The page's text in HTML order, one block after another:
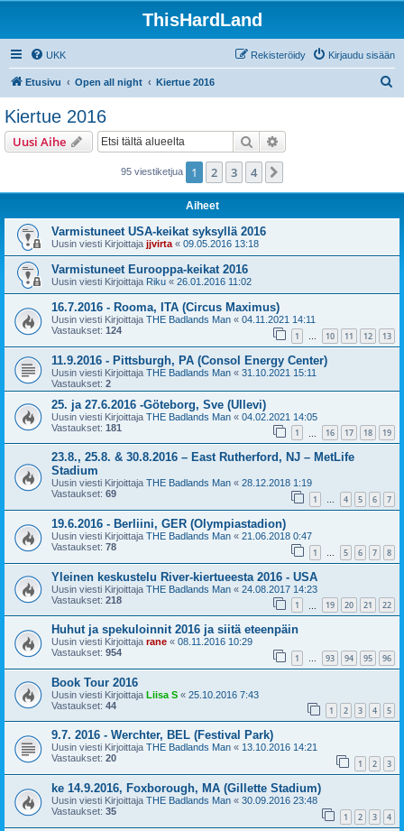
ThisHardLand
UKK Kirjaudu sisään
Rekisteröidy
Etusivu Open all night Kiertue 2016
Kiertue 2016
Uusi Aihe Etsi
95 viestiketjua 1 2 3 4
Aiheet
Varmistuneet USA-keikat syksyllä 2016
Uusin viesti Kirjoittaja jjvirta « 09.05.2016 13:18
Varmistuneet Eurooppa-keikat 2016
Uusin viesti Kirjoittaja Riku « 26.01.2016 11:02
16.7.2016 - Rooma, ITA (Circus Maximus)
Uusin viesti Kirjoittaja THE Badlands Man « 04.11.2021 14:11
Vastaukset: 124 1 … 10 11 12 13
11.9.2016 - Pittsburgh, PA (Consol Energy Center)
Uusin viesti Kirjoittaja THE Badlands Man « 31.10.2021 15:11
Vastaukset: 2
25. ja 27.6.2016 -Göteborg, Sve (Ullevi)
Uusin viesti Kirjoittaja THE Badlands Man « 04.02.2021 14:05
Vastaukset: 181 1 16 17 18 19
23.8., 25.8. & 30.8.2016 – East Rutherford, NJ – MetLife
Stadium
Uusin viesti Kirjoittaja THE Badlands Man « 28.12.2018 1:19
Vastaukset: 69 1 … 4 5 6 7
19.6.2016 - Berliini, GER (Olympiastadion)
Uusin viesti Kirjoittaja THE Badlands Man « 21.06.2018 0:47
Vastaukset: 78 1 … 5 6 7 8
Yleinen keskustelu River-kiertueesta 2016 - USA
Uusin viesti Kirjoittaja THE Badlands Man « 24.08.2017 14:23
Vastaukset: 218 1 19 20 21 22
Huhut ja spekuloinnit 2016 ja siitä eteenpäin
Uusin viesti Kirjoittaja rane « 08.11.2016 10:29
Vastaukset: 954 1 … 93 94 95 96
Book Tour 2016
Uusin viesti Kirjoittaja Liisa S « 25.10.2016 7:43
Vastaukset: 44 1 2 3 4 5
9.7. 2016 - Werchter, BEL (Festival Park)
Uusin viesti Kirjoittaja THE Badlands Man « 13.10.2016 14:21
Vastaukset: 20 1 2 3
ke 14.9.2016, Foxborough, MA (Gillette Stadium)
Uusin viesti Kirjoittaja THE Badlands Man « 30.09.2016 23:48
Vastaukset: 35 1 2 3 4